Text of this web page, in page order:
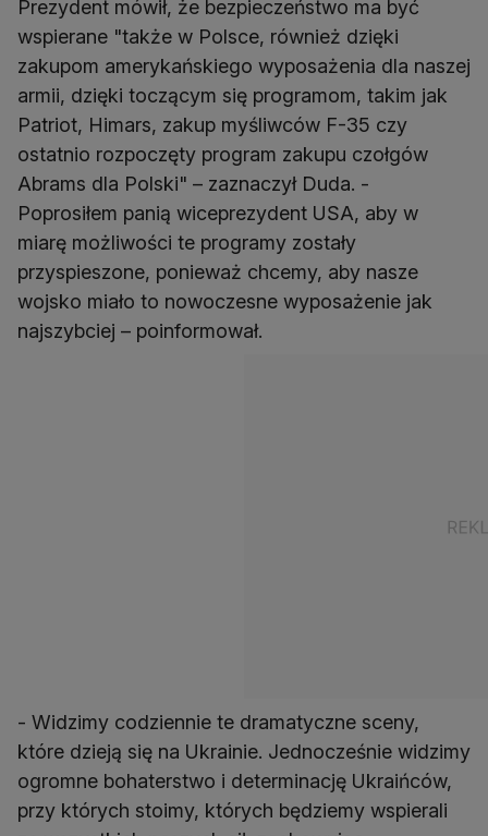
Prezydent mówił, że bezpieczeństwo ma być
wspierane "także w Polsce, również dzięki
zakupom amerykańskiego wyposażenia dla naszej
armii, dzięki toczącym się programom, takim jak
Patriot, Himars, zakup myśliwców F-35 czy
ostatnio rozpoczęty program zakupu czołgów
Abrams dla Polski" – zaznaczył Duda. -
Poprosiłem panią wiceprezydent USA, aby w
miarę możliwości te programy zostały
przyspieszone, ponieważ chcemy, aby nasze
wojsko miało to nowoczesne wyposażenie jak
najszybciej – poinformował.
- Widzimy codziennie te dramatyczne sceny,
które dzieją się na Ukrainie. Jednocześnie widzimy
ogromne bohaterstwo i determinację Ukraińców,
przy których stoimy, których będziemy wspierali